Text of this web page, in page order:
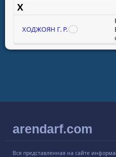
Х
ХОДЖОЯН Г. Р.
arendarf.com
Вся представленная на сайте